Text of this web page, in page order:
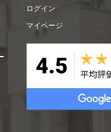
ログイン
マイページ